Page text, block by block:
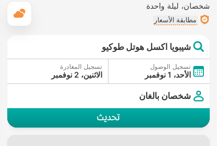
شخصان ليلة واحدة
مطابقة الأسعار
شيبويا اكسل هوتل طوكيو
تسجيل الوصول
الأحد، 1 نوفمبر
تسجيل المغادرة
الاثنين، 2 نوفمبر
شخصان بالغان
تحديث